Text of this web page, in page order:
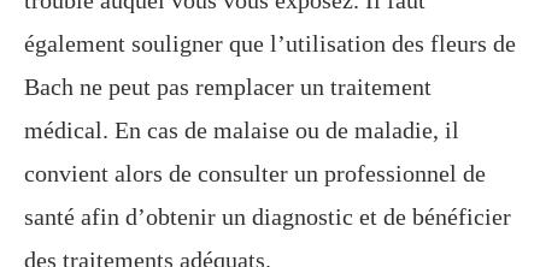
également souligner que l’utilisation des fleurs de
Bach ne peut pas remplacer un traitement
médical. En cas de malaise ou de maladie, il
convient alors de consulter un professionnel de
santé afin d’obtenir un diagnostic et de bénéficier
des traitements adéquats.